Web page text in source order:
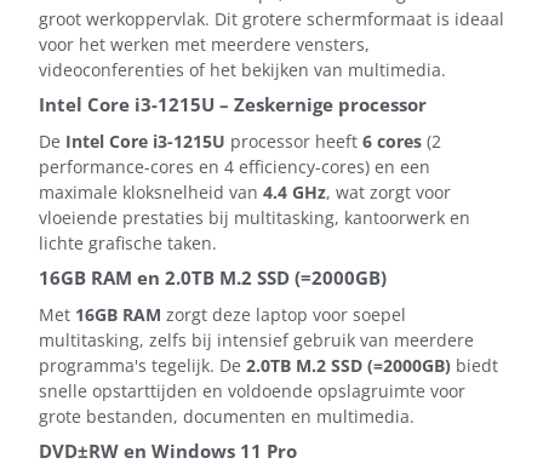
groot werkoppervlak. Dit grotere schermformaat is ideaal
voor het werken met meerdere vensters,
videoconferenties of het bekijken van multimedia.
Intel Core i3-1215U – Zeskernige processor
De Intel Core i3-1215U processor heeft 6 cores (2
performance-cores en 4 efficiency-cores) en een
maximale kloksnelheid van 4.4 GHz, wat zorgt voor
vloeiende prestaties bij multitasking, kantoorwerk en
lichte grafische taken.
16GB RAM en 2.0TB M.2 SSD (=2000GB)
Met 16GB RAM zorgt deze laptop voor soepel
multitasking, zelfs bij intensief gebruik van meerdere
programma's tegelijk. De 2.0TB M.2 SSD (=2000GB) biedt
snelle opstarttijden en voldoende opslagruimte voor
grote bestanden, documenten en multimedia.
DVD±RW en Windows 11 Pro